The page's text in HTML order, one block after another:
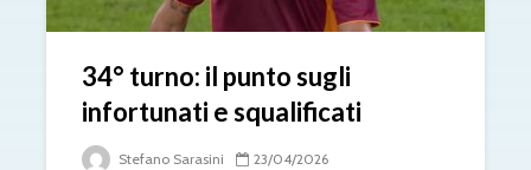
34° turno: il punto sugli
infortunati e squalificati
Stefano Sarasini 23/04/2026